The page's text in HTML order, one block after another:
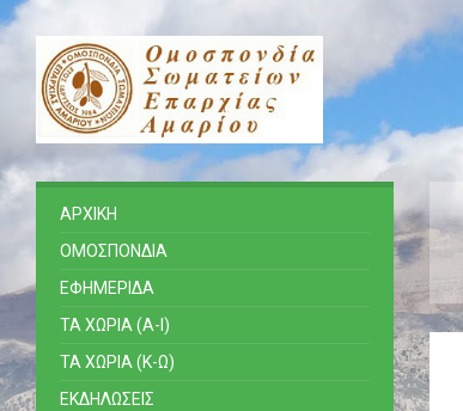
ΑΡΧΙΚΗ
ΟΜΟΣΠΟΝΔΙΑ
ΕΦΗΜΕΡΙΔΑ
ΤΑ ΧΩΡΙΑ (Α-Ι)
ΤΑ ΧΩΡΙΑ (Κ-Ω)
ΕΚΔΗΛΩΣΕΙΣ